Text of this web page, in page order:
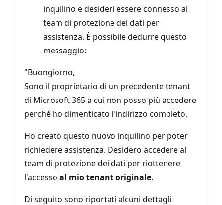
inquilino e desideri essere connesso al
team di protezione dei dati per
assistenza. È possibile dedurre questo
messaggio:
"Buongiorno,
Sono il proprietario di un precedente tenant
di Microsoft 365 a cui non posso più accedere
perché ho dimenticato l'indirizzo completo.
Ho creato questo nuovo inquilino per poter
richiedere assistenza. Desidero accedere al
team di protezione dei dati per riottenere
l'accesso al mio tenant originale.
Di seguito sono riportati alcuni dettagli